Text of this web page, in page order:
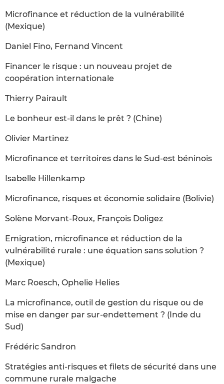
Microfinance et réduction de la vulnérabilité
(Mexique)
Daniel Fino, Fernand Vincent
Financer le risque : un nouveau projet de
coopération internationale
Thierry Pairault
Le bonheur est-il dans le prêt ? (Chine)
Olivier Martinez
Microfinance et territoires dans le Sud-est béninois
Isabelle Hillenkamp
Microfinance, risques et économie solidaire (Bolivie)
Solène Morvant-Roux, François Doligez
Emigration, microfinance et réduction de la
vulnérabilité rurale : une équation sans solution ?
(Mexique)
Marc Roesch, Ophelie Helies
La microfinance, outil de gestion du risque ou de
mise en danger par sur-endettement ? (Inde du
Sud)
Frédéric Sandron
Stratégies anti-risques et filets de sécurité dans une
commune rurale malgache